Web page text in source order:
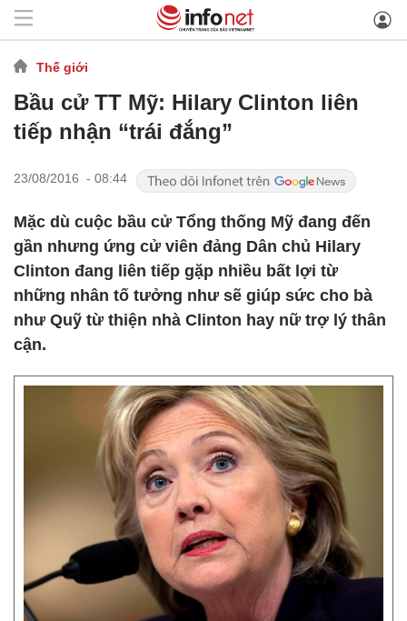
Thế giới
Bầu cử TT Mỹ: Hilary Clinton liên
tiếp nhận “trái đắng”
23/08/2016 - 08:44
Mặc dù cuộc bầu cử Tổng thống Mỹ đang đến
gần nhưng ứng cử viên đảng Dân chủ Hilary
Clinton đang liên tiếp gặp nhiều bất lợi từ
những nhân tố tưởng như sẽ giúp sức cho bà
như Quỹ từ thiện nhà Clinton hay nữ trợ lý thân
cận.